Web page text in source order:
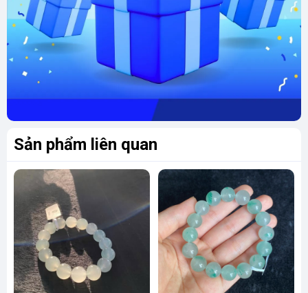
mặt tại Phong Thủy Lạc Việt
– nơi tôn vinh
từng tác phẩm như một vật phẩm hộ thân quý
giá.
📍Phong thủy Lạc Việt – Khơi nguồn Thịnh
🏢 Showroom: 175A Marina Ecopark, Văn
Giang, Hưng Yên
📞 Hotline: 097 227 0089
Sản phẩm liên quan